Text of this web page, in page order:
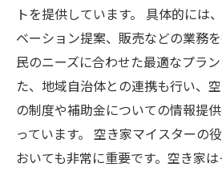
トを提供しています。 具体的には
ベーション提案、販売などの業務
民のニーズに合わせた最適なプラ
た、地域自治体との連携も行い、
の制度や補助金についての情報提
っています。 空き家マイスターの
おいても非常に重要です。空き家